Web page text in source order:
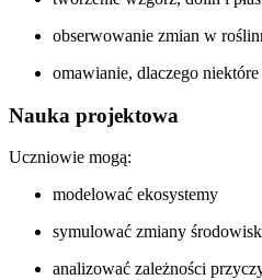
obserwowanie zmian w
omawianie, dlaczego
Nauka projektowa
Uczniowie mogą:
modelować ekosystemy
symulować zmiany
analizować zależności